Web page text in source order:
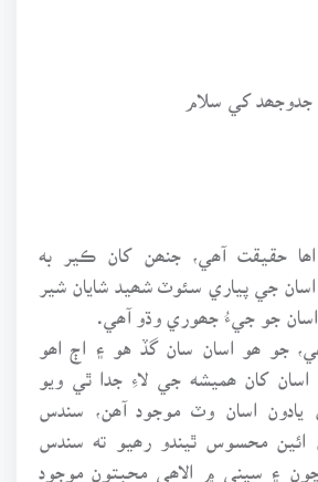
جدوجھد کي سلام
حقيقت آھي، جنھن کان ڪير به
اسان جي پياري سئوٽ شھيد شايان شير
جو جيءُ جھوري وڌو آھي.
جو ھو اسان سان گڏ هو ۽ اڄ اھو
اسان کان ھميشه جي لاءِ جدا ٿي ويو
اسان وٽ موجود آھن، سندس
ائين محسوس ٿيندو رھيو ته سندس
۽ سيني ۾ الاھي محبتون موجود